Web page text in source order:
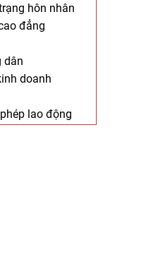
hôn nhân
đẳng
dân
doanh
lao động